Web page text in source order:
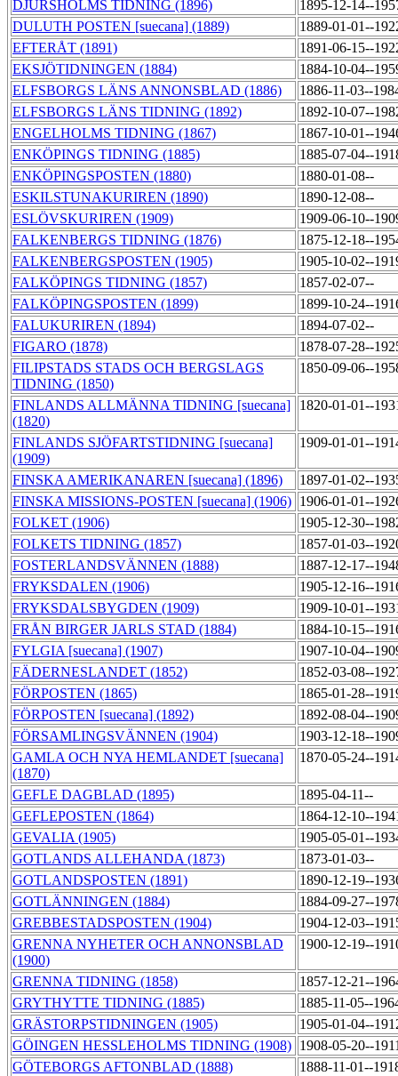
DJURSHOLMS TIDNING (1896)
1895-12-14--
DULUTH POSTEN [suecana] (1889)
1889-01-01--
EFTERÅT (1891)
1891-06-15--
EKSJÖTIDNINGEN (1884)
1884-10-04--
ELFSBORGS LÄNS ANNONSBLAD (1886)
1886-11-03--
ELFSBORGS LÄNS TIDNING (1892)
1892-10-07--
ENGELHOLMS TIDNING (1867)
1867-10-01--
ENKÖPINGS TIDNING (1885)
1885-07-04--
ENKÖPINGSPOSTEN (1880)
1880-01-08--
ESKILSTUNAKURIREN (1890)
1890-12-08--
ESLÖVSKURIREN (1909)
1909-06-10--
FALKENBERGS TIDNING (1876)
1875-12-18--
FALKENBERGSPOSTEN (1905)
1905-10-02--
FALKÖPINGS TIDNING (1857)
1857-02-07--
FALKÖPINGSPOSTEN (1899)
1899-10-24--
FALUKURIREN (1894)
1894-07-02--
FIGARO (1878)
1878-07-28--
FILIPSTADS STADS OCH BERGSLAGS
TIDNING (1850)
1850-09-06--
FINLANDS ALLMÄNNA TIDNING [suecana]
(1820)
1820-01-01--
FINLANDS SJÖFARTSTIDNING [suecana]
(1909)
1909-01-01--
FINSKA AMERIKANAREN [suecana] (1896)
1897-01-02--
FINSKA MISSIONS-POSTEN [suecana] (1906) 1906-01-01--
FOLKET (1906)
1905-12-30--
FOLKETS TIDNING (1857)
1857-01-03--
FOSTERLANDSVÄNNEN (1888)
1887-12-17--
FRYKSDALEN (1906)
1905-12-16--
FRYKSDALSBYGDEN (1909)
1909-10-01--
FRÅN BIRGER JARLS STAD (1884)
1884-10-15--
FYLGIA [suecana] (1907)
1907-10-04--
FÄDERNESLANDET (1852)
1852-03-08--
FÖRPOSTEN (1865)
1865-01-28--
FÖRPOSTEN [suecana] (1892)
1892-08-04--
FÖRSAMLINGSVÄNNEN (1904)
1903-12-18--
GAMLA OCH NYA HEMLANDET [suecana]
(1870)
1870-05-24--
GEFLE DAGBLAD (1895)
1895-04-11--
GEFLEPOSTEN (1864)
1864-12-10--
GEVALIA (1905)
1905-05-01--
GOTLANDS ALLEHANDA (1873)
1873-01-03--
GOTLANDSPOSTEN (1891)
1890-12-19--
GOTLÄNNINGEN (1884)
1884-09-27--
GREBBESTADSPOSTEN (1904)
1904-12-03--
GRENNA NYHETER OCH ANNONSBLAD
(1900)
1900-12-19--
GRENNA TIDNING (1858)
1857-12-21--
GRYTHYTTE TIDNING (1885)
1885-11-05--
GRÄSTORPSTIDNINGEN (1905)
1905-01-04--
GÖINGEN HESSLEHOLMS TIDNING (1908) 1908-05-20--
GÖTEBORGS AFTONBLAD (1888)
1888-11-01--